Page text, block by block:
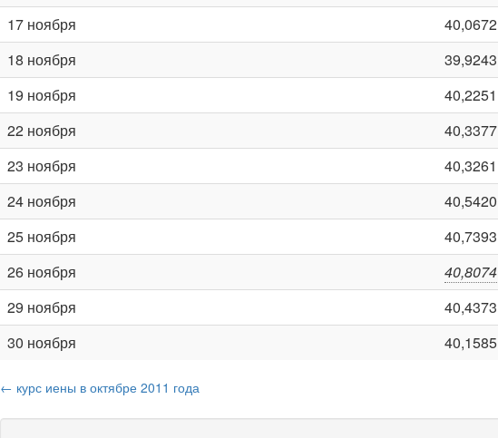
17 ноября
40,0672
18 ноября
39,9243
19 ноября
40,2251
22 ноября
40,3377
23 ноября
40,3261
24 ноября
40,5420
25 ноября
40,7393
26 ноября
40,8074
29 ноября
40,4373
30 ноября
40,1585
← курс иены в октябре 2011 года